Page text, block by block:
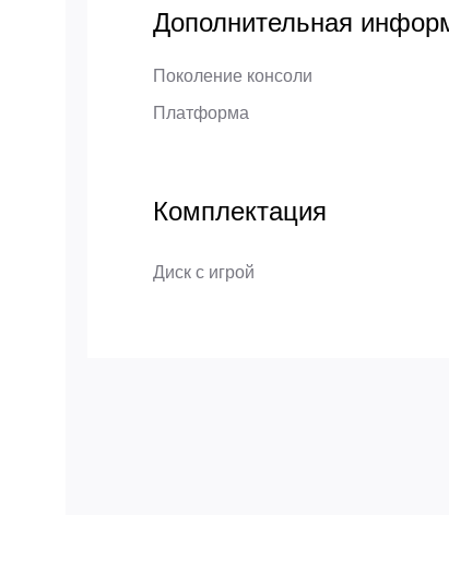
Дополнительная
Поколение консоли
Платформа
Комплектация
Диск с игрой